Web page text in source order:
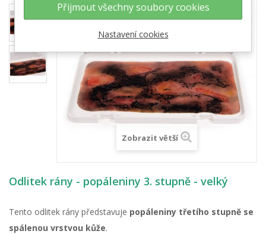
Zobrazit větší
Odlitek rány - popáleniny 3. stupně - velký
Tento odlitek rány představuje popáleniny třetího stupně se
spálenou vrstvou kůže.
Přijmout všechny soubory cookies
Nastavení cookies